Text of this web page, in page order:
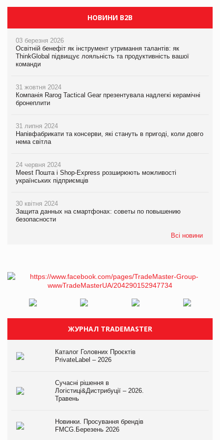
НОВИНИ B2B
03 березня 2026
Освітній бенефіт як інструмент утримання талантів: як
ThinkGlobal підвищує лояльність та продуктивність вашої
команди
31 жовтня 2024
Компанія Rarog Tactical Gear презентувала надлегкі керамічні
бронеплити
31 липня 2024
Напівфабрикати та консерви, які стануть в пригоді, коли довго
нема світла
24 червня 2024
Meest Пошта і Shop-Express розширюють можливості
українських підприємців
30 квітня 2024
Защита данных на смартфонах: советы по повышению
безопасности
Всі новини
ЖУРНАЛ TRADEMASTER
Каталог Головних Проєктів
PrivateLabel – 2026
Сучасні рішення в
Логістиці&Дистрибуції – 2026.
Травень
Новинки. Просування брендів
FMCG.Березень 2026